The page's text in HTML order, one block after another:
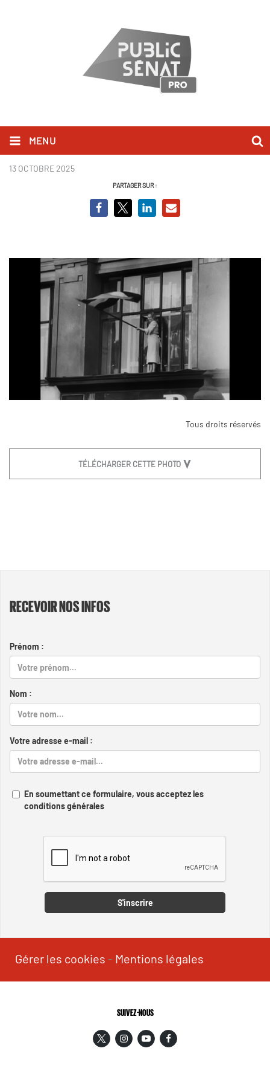
MENU
┬® Roche Productions_3_EP3.jpg
13 OCTOBRE 2025
PARTAGER SUR :
Tous droits réservés
TÉLÉCHARGER CETTE PHOTO
RECEVOIR NOS INFOS
Prénom :
Nom :
Votre adresse e-mail :
En soumettant ce formulaire, vous acceptez les
conditions générales
S'inscrire
Gérer les cookies - Mentions légales
SUIVEZ-NOUS